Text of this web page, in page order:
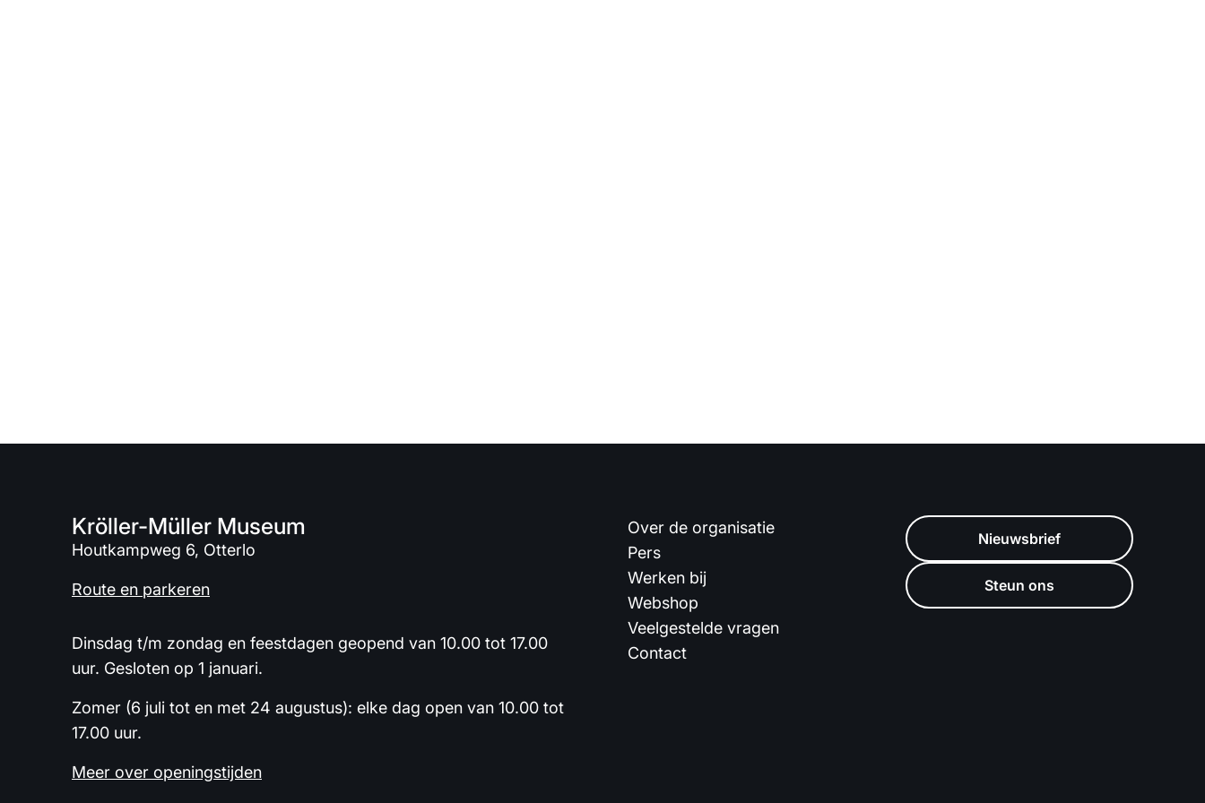
Kröller-Müller Museum
Houtkampweg 6, Otterlo
Route en parkeren
Dinsdag t/m zondag en feestdagen geopend van 10.00 tot 17.00
uur. Gesloten op 1 januari.
Zomer (6 juli tot en met 24 augustus): elke dag open van 10.00 tot
17.00 uur.
Meer over openingstijden
Over de organisatie
Pers
Werken bij
Webshop
Veelgestelde vragen
Contact
Nieuwsbrief
Steun ons